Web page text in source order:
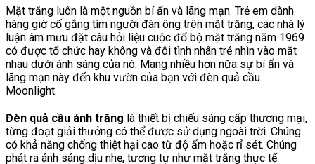
Mặt trăng luôn là một nguồn bí ẩn và lãng mạn. Trẻ em dành
hàng giờ cố gắng tìm người đàn ông trên mặt trăng, các nhà lý
luận âm mưu đặt câu hỏi liệu cuộc đổ bộ mặt trăng năm 1969
có được tổ chức hay không và đôi tình nhân trẻ nhìn vào mắt
nhau dưới ánh sáng của nó. Mang nhiều hơn nữa sự bí ẩn và
lãng mạn này đến khu vườn của bạn với đèn quả cầu
Moonlight.
Đèn quả cầu ánh trăng là thiết bị chiếu sáng cấp thương mại,
từng đoạt giải thưởng có thể được sử dụng ngoài trời. Chúng
có khả năng chống thiệt hại cao từ độ ẩm hoặc rỉ sét. Chúng
phát ra ánh sáng dịu nhẹ, tương tự như mặt trăng thực tế.